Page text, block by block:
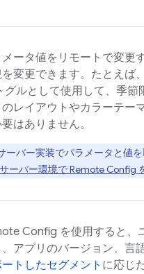
ータ値をリモートで変更
変更できます。たとえば、
グルとして使用して、季
のレイアウトやカラーテー
はありません。
ーバー実装でパラメータと値
サーバー環境でRemote Config
Config を使用すると、
アプリのバージョン、言語
ートしたセグメント に応じ